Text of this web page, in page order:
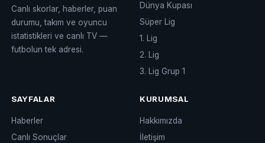
Canlı skorlar, haberler, puan
durumu, takım ve oyuncu
istatistikleri ve canlı TV —
futbolun tek adresi.
Dünya Kupası
Süper Lig
1. Lig
2. Lig
3. Lig Grup 1
SAYFALAR
Haberler
Canlı Sonuçlar
KURUMSAL
Hakkımızda
İletişim